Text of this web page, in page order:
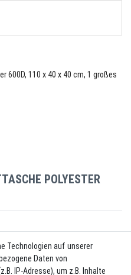
600D, 110 x 40 x 40 cm, 1 großes
POLYESTER
Technologien auf unserer
Daten von
IP-Adresse), um z.B. Inhalte